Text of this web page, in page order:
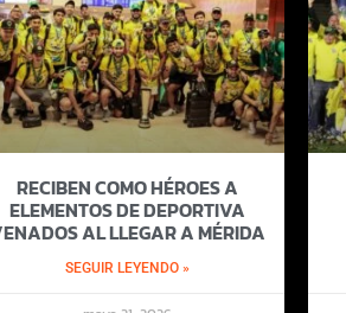
RECIBEN COMO HÉROES A
ELEMENTOS DE DEPORTIVA
AL LLEGAR A MÉRIDA
SEGUIR LEYENDO »